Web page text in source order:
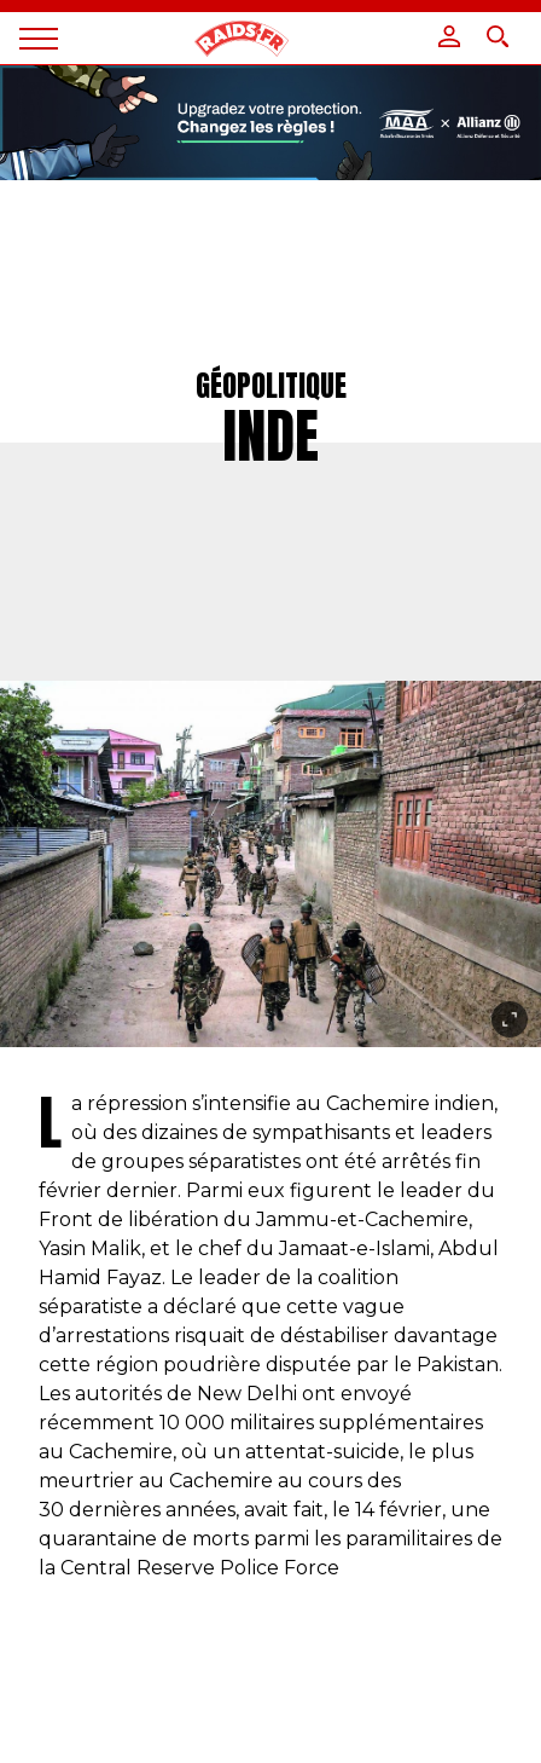
Magazine
Raids
GÉOPOLITIQUE
INDE
L a répression s’intensifie au Cachemire indien,
où des dizaines de sympathisants et leaders
de groupes séparatistes ont été arrêtés fin
février dernier. Parmi eux figurent le leader du
Front de libération du Jammu-et-Cachemire,
Yasin Malik, et le chef du Jamaat-e-Islami, Abdul
Hamid Fayaz. Le leader de la coalition
séparatiste a déclaré que cette vague
d’arrestations risquait de déstabiliser davantage
cette région poudrière disputée par le Pakistan.
Les autorités de New Delhi ont envoyé
récemment 10 000 militaires supplémentaires
au Cachemire, où un attentat-suicide, le plus
meurtrier au Cachemire au cours des
30 dernières années, avait fait, le 14 février, une
quarantaine de morts parmi les paramilitaires de
la Central Reserve Police Force
Panneau de gestion des cookies